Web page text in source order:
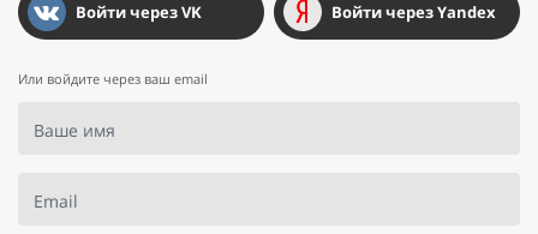
Войти через VK Войти через Yandex
Или войдите через ваш email
Ваше имя
Email